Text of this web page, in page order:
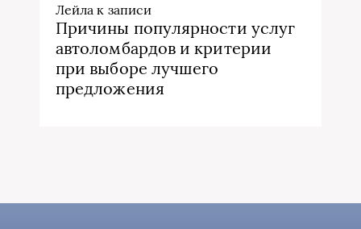
Лейла к записи
Причины популярности услуг
автоломбардов и критерии
при выборе лучшего
предложения